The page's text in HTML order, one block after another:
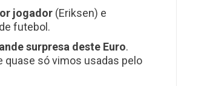
jogador (Eriksen) e
futebol.
surpresa deste Euro.
quase só vimos usadas pelo